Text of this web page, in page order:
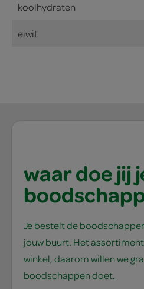
koolhydraten
eiwit
waar doe jij
Je bestelt de
jouw buurt. Het
winkel, daarom willen we
boodschappen doet.